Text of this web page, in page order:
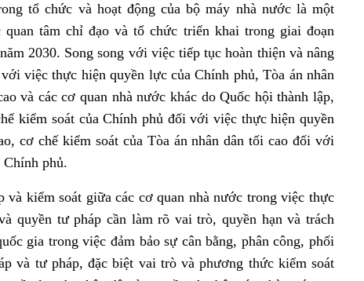
tổ chức và hoạt động của bộ máy nhà nước là một
tâm chỉ đạo và tổ chức triển khai trong giai đoạn
2030. Song song với việc tiếp tục hoàn thiện và nâng
việc thực hiện quyền lực của Chính phủ, Tòa án nhân
và các cơ quan nhà nước khác do Quốc hội thành lập,
kiểm soát của Chính phủ đối với việc thực hiện quyền
cơ chế kiểm soát của Tòa án nhân dân tối cao đối với
phủ.
soát giữa các cơ quan nhà nước trong việc thực
quyền tư pháp cần làm rõ vai trò, quyền hạn và trách
gia trong việc đảm bảo sự cân bằng, phân công, phối
và tư pháp, đặc biệt vai trò và phương thức kiểm soát